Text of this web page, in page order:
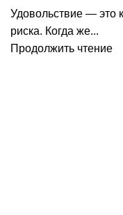
Удовольствие — это
риска. Когда же...
Продолжить чтение